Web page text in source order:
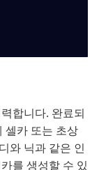
합니다. 완료되
셀카 또는 초상
와 닉과 같은 인
를 생성할 수 있